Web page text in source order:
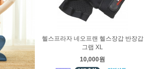
헬스프라자 네오프랜 헬스장갑 반장갑
그랩 XL
10,000원